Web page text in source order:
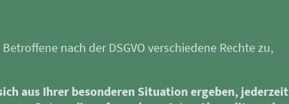
nach der DSGVO verschiedene Rechte zu,
aus Ihrer besonderen Situation ergeben, jederzeit